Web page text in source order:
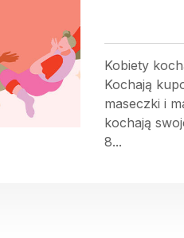
Kobiety
Kochają
maseczki i
kochają
8...